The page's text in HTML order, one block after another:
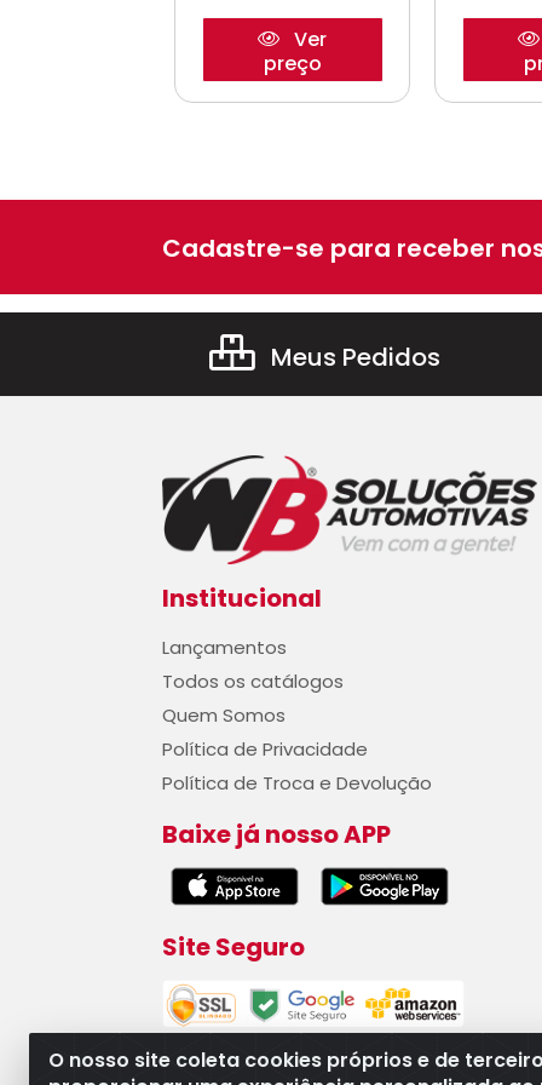
Ver
preço
O nosso site coleta cookies próprios e de
Cadastre-se para receber
Meus Pedidos
Institucional
Lançamentos
Todos os catálogos
Quem Somos
Política de Privacidade
Política de Troca e Devolução
Baixe já nosso APP
Site Seguro